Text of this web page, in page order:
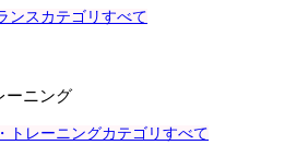
ンスカテゴリすべて
ーニング
トレーニングカテゴリすべて